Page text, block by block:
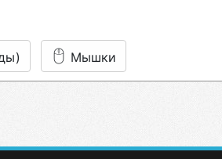
Мышки